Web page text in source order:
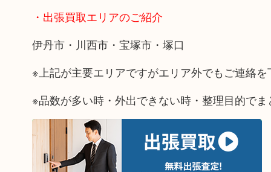
・出張買取エリアのご紹介
伊丹市・川西市・宝塚市・塚口
※上記が主要エリアですがエリア外でもご連絡を
※品数が多い時・外出できない時・整理目的で